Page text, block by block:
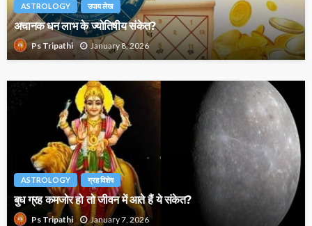
ASTROLOGY उपाय लेख
अचानक धन लाभ के ज्योतिषीय संकेत?
Ps Tripathi January 8, 2026
ASTROLOGY ग्रह विशेष
बुध ग्रह कमजोर हो तो जीवन में आते हैं ये संकेत?
Ps Tripathi January 7, 2026